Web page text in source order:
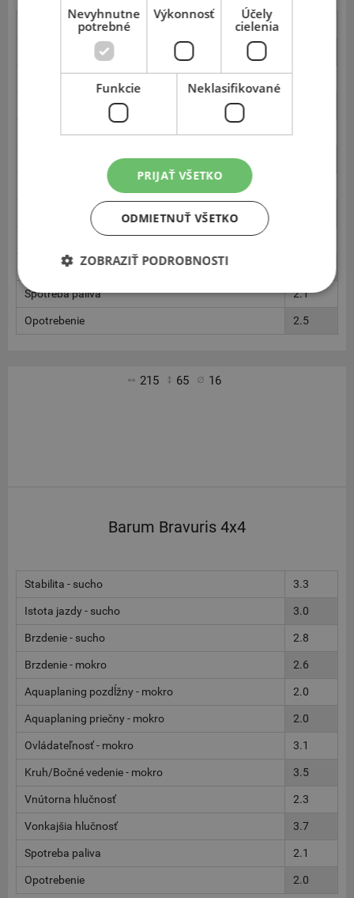
Stabilita - sucho
Istota jazdy - sucho
Aquaplaning pozdĺžny - mokro
Aquaplaning priečny - mokro
Ovládateľnosť - mokro
Kruh/Bočné vedenie - mokro
Vnútorna hlučnosť
Vonkajšia hlučnosť
Spotreba paliva 2.1
Opotrebenie 2.5
215 65 16
Barum Bravuris 4x4
Stabilita - sucho 3.3
Istota jazdy - sucho 3.0
Brzdenie - sucho 2.8
Brzdenie - mokro 2.6
Aquaplaning pozdĺžny - mokro 2.0
Aquaplaning priečny - mokro 2.0
Ovládateľnosť - mokro 3.1
Kruh/Bočné vedenie - mokro 3.5
Vnútorna hlučnosť 2.3
Vonkajšia hlučnosť 3.7
Spotreba paliva 2.1
Opotrebenie 2.0
Nevyhnutne
potrebné
Výkonnosť
Účely
cielenia
Funkcie Neklasifikované
PRIJAŤ VŠETKO
ODMIETNUŤ VŠETKO
ZOBRAZIŤ PODROBNOSTI